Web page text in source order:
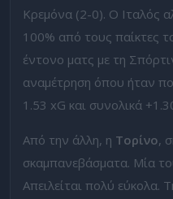
Κρεμόνα (2-0). Ο Ιταλός
100% από τους παίκτες
έντονο ματς με τη
αναμέτρηση όπου ήταν
1.53 xG και συνολικά
Από την άλλη, η Τορίνο,
σκαμπανεβάσματα. Μία
Απειλείται πολύ εύκολα.